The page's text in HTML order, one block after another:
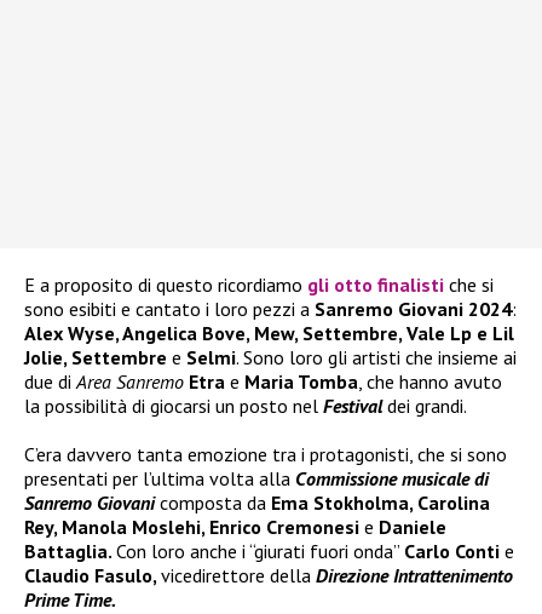
E a proposito di questo ricordiamo gli otto finalisti che si
sono esibiti e cantato i loro pezzi a Sanremo Giovani 2024:
Alex Wyse, Angelica Bove, Mew, Settembre, Vale Lp e Lil
Jolie, Settembre e Selmi. Sono loro gli artisti che insieme ai
due diArea Sanremo Etra e Maria Tomba, che hanno avuto
la possibilità di giocarsi un posto nel Festivaldei grandi.
C’era davvero tanta emozione tra i protagonisti, che si sono
presentati per l’ultima volta alla Commissione musicale di
Sanremo Giovanicomposta da Ema Stokholma, Carolina
Rey, Manola Moslehi, Enrico Cremonesi e Daniele
Battaglia. Con loro anche i “giurati fuori onda” Carlo Conti e
Claudio Fasulo,vicedirettore della Direzione Intrattenimento
Prime Time.